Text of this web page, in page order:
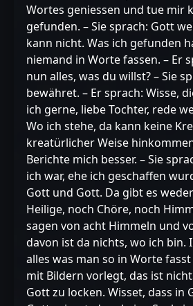
Wortes geniessen und tue mir
gefunden. – Sie sprach: Gott
kann nicht. Was ich gefunden
niemand in Worte fassen. – Er
nun alles, was du willst? – Sie
bewähret. – Er sprach: Wisse,
ich gerne, liebe Tochter, rede
Wo ich stehe, da kann keine
kreatürlicher Weise
Berichte mich besser. – Sie
ich war, ehe ich geschaffen
Gott und Gott. Da gibt es
Heilige, noch Chöre, noch
sagen von acht Himmeln und
davon ist da nichts, wo ich bin.
alles was man so in Worte
mit Bildern vorlegt, das ist
Gott zu locken. Wisset, dass in